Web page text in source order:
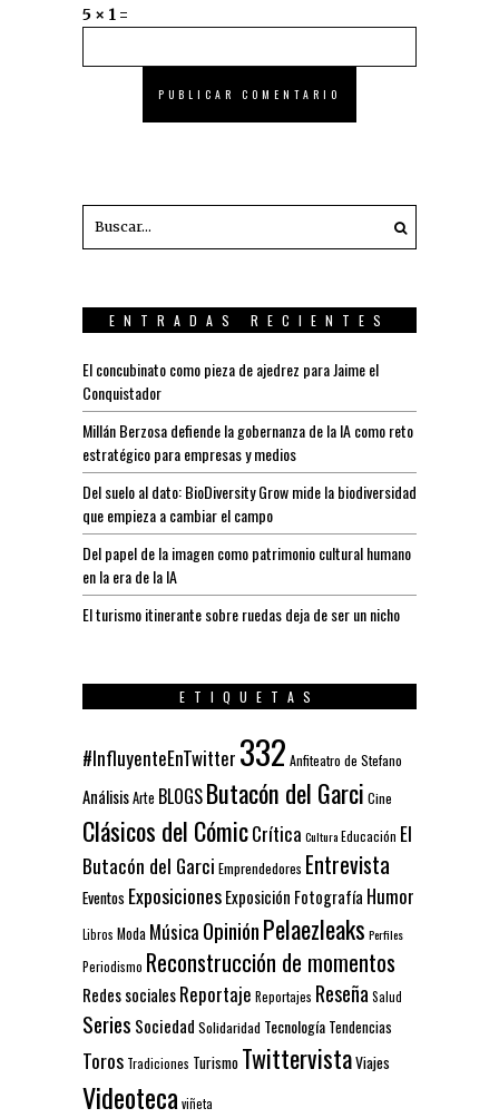
5 × 1 =
ENTRADAS RECIENTES
El concubinato como pieza de ajedrez para Jaime el
Conquistador
Millán Berzosa defiende la gobernanza de la IA como reto
estratégico para empresas y medios
Del suelo al dato: BioDiversity Grow mide la biodiversidad
que empieza a cambiar el campo
Del papel de la imagen como patrimonio cultural humano
en la era de la IA
El turismo itinerante sobre ruedas deja de ser un nicho
ETIQUETAS
#InfluyenteEnTwitter 332 Anfiteatro de Stefano
AnálisisArte BLOGSButacón del Garci Cine
Clásicos del CómicCrítica CulturaEducación El
Butacón del Garci Emprendedores Entrevista
Eventos ExposicionesExposición Fotografía Humor
Libros Moda Música OpiniónPelaezleaks Perfiles
Periodismo Reconstrucción de momentos
Redes socialesReportaje Reportajes Reseña Salud
Series Sociedad Solidaridad Tecnología Tendencias
Toros Tradiciones Turismo TwittervistaViajes
Videoteca viñeta